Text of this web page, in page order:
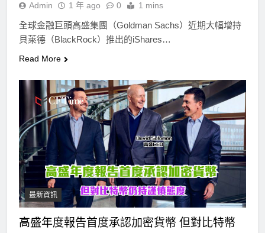
Admin 1 年 ago 0 1 mins
全球金融巨頭高盛集團（Goldman Sachs）近期大幅增持
貝萊德（BlackRock）推出的iShares…
Read More
最新資訊
高盛年度報告首度承認加密貨幣 但對比特幣